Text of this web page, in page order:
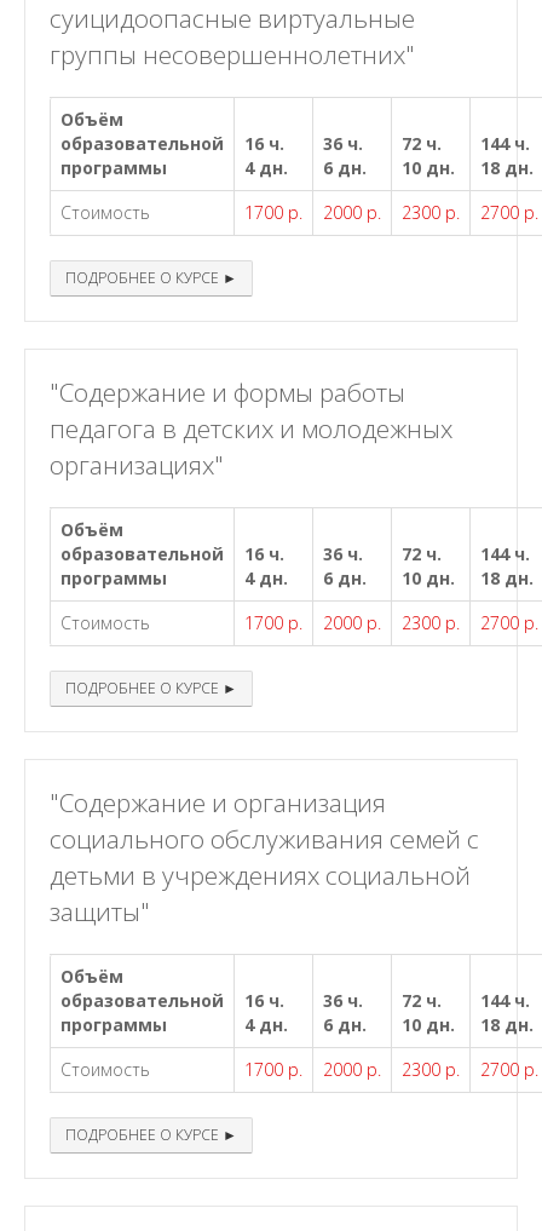
суицидоопасные виртуальные
группы несовершеннолетних"
Объём
образовательной
программы
16 ч.
4 дн.
36 ч.
6 дн.
72 ч.
10 дн.
144 ч.
18 дн.
Стоимость
1700 р. 2000 р. 2300 р. 2700 р.
ПОДРОБНЕЕ О КУРСЕ ►
"Содержание и формы работы
педагога в детских и молодежных
организациях"
Объём
образовательной
программы
16 ч.
4 дн.
36 ч.
6 дн.
72 ч.
10 дн.
144 ч.
18 дн.
Стоимость
1700 р. 2000 р. 2300 р. 2700 р.
ПОДРОБНЕЕ О КУРСЕ ►
"Содержание и организация
социального обслуживания семей с
детьми в учреждениях социальной
защиты"
Объём
образовательной
программы
16 ч.
4 дн.
36 ч.
6 дн.
72 ч.
10 дн.
144 ч.
18 дн.
Стоимость
1700 р. 2000 р. 2300 р. 2700 р.
ПОДРОБНЕЕ О КУРСЕ ►